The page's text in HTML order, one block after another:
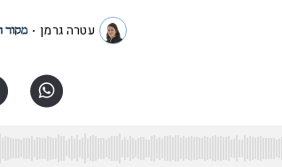
עטרה גרמן